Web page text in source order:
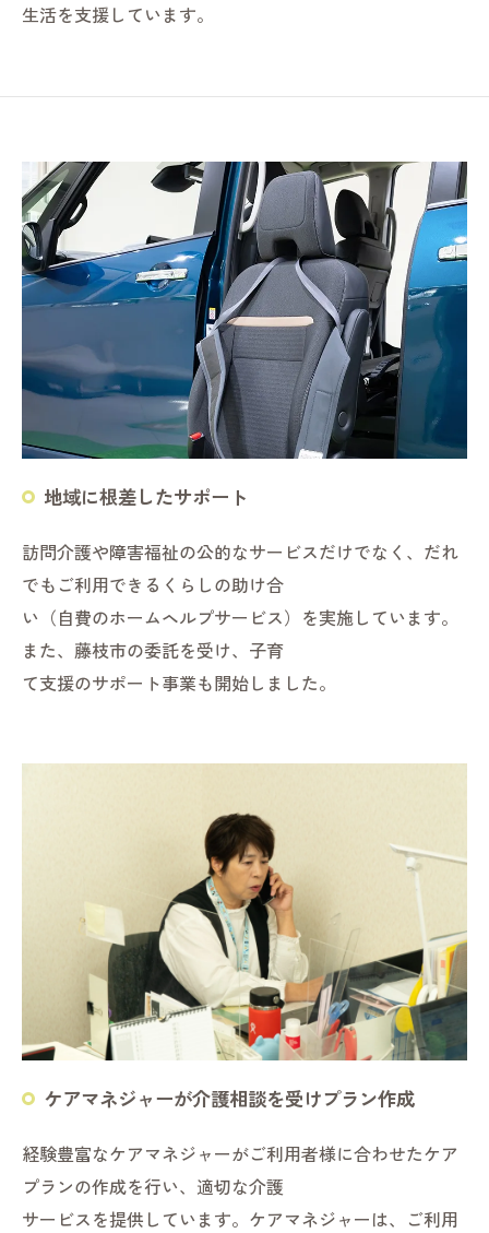
生活を支援しています。
地域に根差したサポート
訪問介護や障害福祉の公的なサービスだけでなく、だれ
でもご利用できるくらしの助け合
い（自費のホームヘルプサービス）を実施しています。
また、藤枝市の委託を受け、子育
て支援のサポート事業も開始しました。
ケアマネジャーが介護相談を受けプラン作成
経験豊富なケアマネジャーがご利用者様に合わせたケア
プランの作成を行い、適切な介護
サービスを提供しています。ケアマネジャーは、ご利用